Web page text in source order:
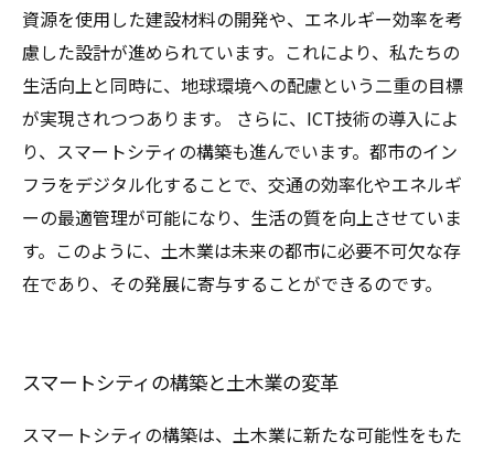
資源を使用した建設材料の開発や、エネルギー効率を考
慮した設計が進められています。これにより、私たちの
生活向上と同時に、地球環境への配慮という二重の目標
が実現されつつあります。 さらに、ICT技術の導入によ
り、スマートシティの構築も進んでいます。都市のイン
フラをデジタル化することで、交通の効率化やエネルギ
ーの最適管理が可能になり、生活の質を向上させていま
す。このように、土木業は未来の都市に必要不可欠な存
在であり、その発展に寄与することができるのです。
スマートシティの構築と土木業の変革
スマートシティの構築は、土木業に新たな可能性をもた